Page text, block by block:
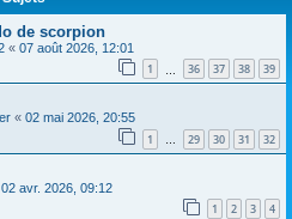
de scorpion
« 07 août 2026, 12:01
1 36 37 38 39
« 02 mai 2026, 20:55
1 … 29 30 31 32
02 avr. 2026, 09:12
1 2 3 4